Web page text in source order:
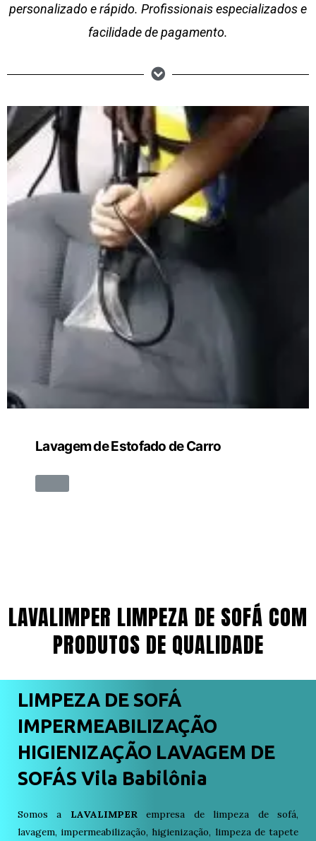
personalizado e rápido. Profissionais especializados e
facilidade de pagamento.
Lavagem de Estofado de Carro
LAVALIMPER LIMPEZA DE SOFÁ COM
PRODUTOS DE QUALIDADE
LIMPEZA DE SOFÁ
IMPERMEABILIZAÇÃO
HIGIENIZAÇÃO LAVAGEM DE
SOFÁS Vila Babilônia
Somos a LAVALIMPERempresa de limpeza de sofá,
lavagem, impermeabilização, higienização, limpeza de tapete